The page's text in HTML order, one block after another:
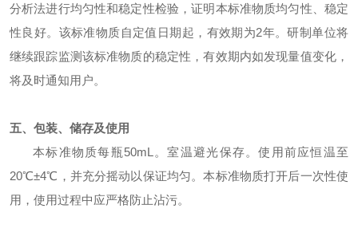
分析法进行均匀性和稳定性检验，证明本标准物质均匀性、稳定
性良好。该标准物质自定值日期起，有效期为2年。研制单位将
继续跟踪监测该标准物质的稳定性，有效期内如发现量值变化，
将及时通知用户。
五、包装、储存及使用
本标准物质每瓶50mL 。室温避光保存。使用前应恒温至
20℃±4℃ ，并充分摇动以保证均匀。本标准物质打开后一次性使
用，使用过程中应严格防止沾污。